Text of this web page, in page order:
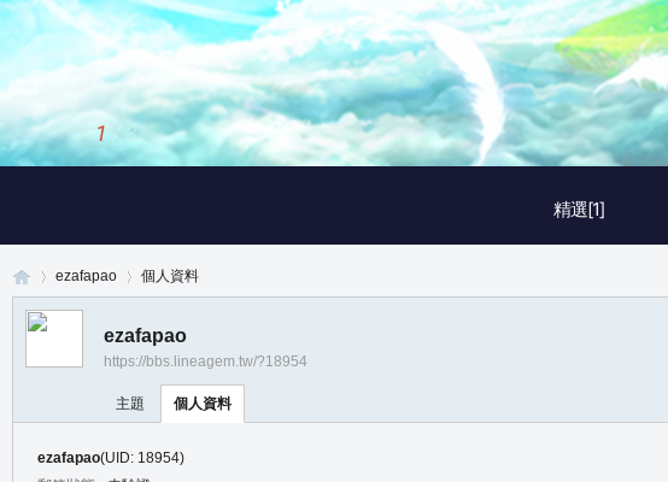
精選[1]
1 / 3
ezafapao 個人資料
ezafapao
https://bbs.lineagem.tw/?18954
主題 個人資料
ezafapao(UID: 18954)